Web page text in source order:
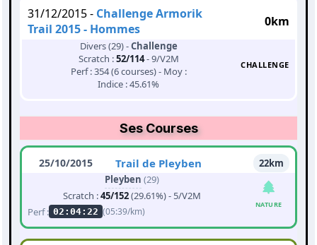
31/12/2015 - Challenge Armorik
Trail 2015 - Hommes
0km
Divers (29) -Challenge
Scratch :52/114- 9/V2M
Perf : 354 (6 courses) - Moy :
Indice : 45.61%
CHALLENGE
Ses Courses
25/10/2015 Trail de Pleyben
22km
Pleyben (29)
Scratch :45/152(29.61%) - 5/V2M
Perf : 02:04:22 (05:39/km)
NATURE